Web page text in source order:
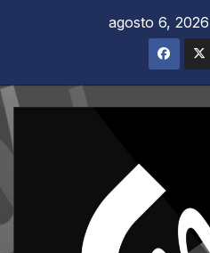
agosto 6, 2026